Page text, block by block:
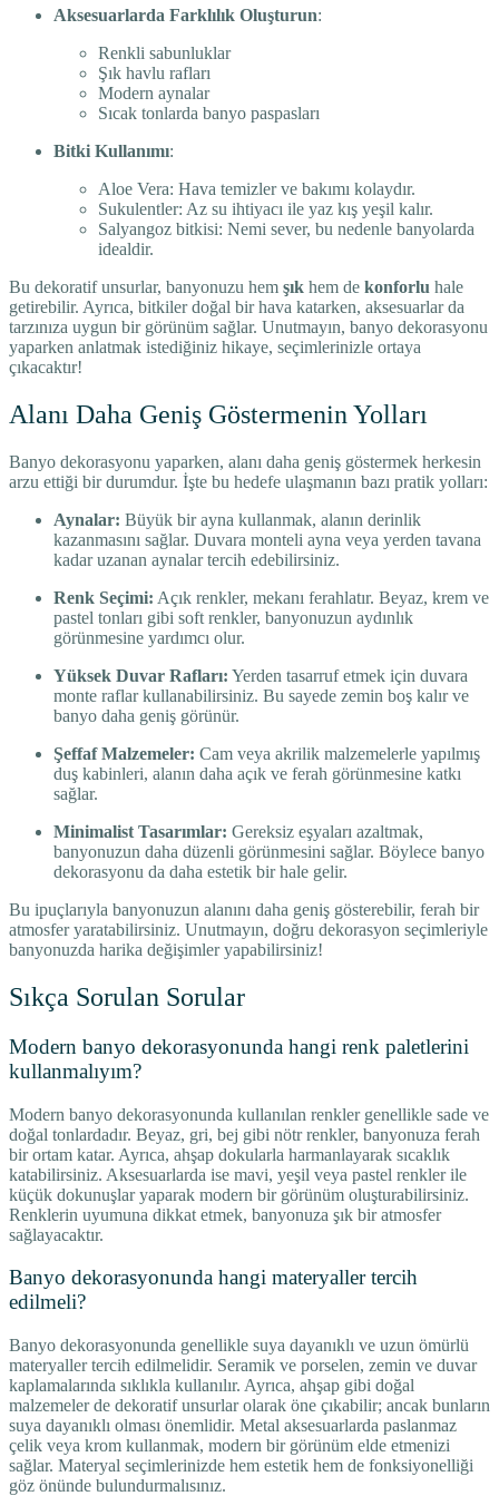
Aksesuarlarda Farklılık Oluşturun:
Renkli sabunluklar
Şık havlu rafları
Modern aynalar
Sıcak tonlarda banyo paspasları
Bitki Kullanımı:
Aloe Vera: Hava temizler ve bakımı kolaydır.
Sukulentler: Az su ihtiyacı ile yaz kış yeşil kalır.
Salyangoz bitkisi: Nemi sever, bu nedenle banyolarda
idealdir.
Bu dekoratif unsurlar, banyonuzu hem şık hem de konforlu hale
getirebilir. Ayrıca, bitkiler doğal bir hava katarken, aksesuarlar da
tarzınıza uygun bir görünüm sağlar. Unutmayın, banyo dekorasyonu
yaparken anlatmak istediğiniz hikaye, seçimlerinizle ortaya
çıkacaktır!
Alanı Daha Geniş Göstermenin Yolları
Banyo dekorasyonu yaparken, alanı daha geniş göstermek herkesin
arzu ettiği bir durumdur. İşte bu hedefe ulaşmanın bazı pratik yolları:
Aynalar: Büyük bir ayna kullanmak, alanın derinlik
kazanmasını sağlar. Duvara monteli ayna veya yerden tavana
kadar uzanan aynalar tercih edebilirsiniz.
Renk Seçimi: Açık renkler, mekanı ferahlatır. Beyaz, krem ve
pastel tonları gibi soft renkler, banyonuzun aydınlık
görünmesine yardımcı olur.
Yüksek Duvar Rafları: Yerden tasarruf etmek için duvara
monte raflar kullanabilirsiniz. Bu sayede zemin boş kalır ve
banyo daha geniş görünür.
Şeffaf Malzemeler: Cam veya akrilik malzemelerle yapılmış
duş kabinleri, alanın daha açık ve ferah görünmesine katkı
sağlar.
Minimalist Tasarımlar: Gereksiz eşyaları azaltmak,
banyonuzun daha düzenli görünmesini sağlar. Böylece banyo
dekorasyonu da daha estetik bir hale gelir.
Bu ipuçlarıyla banyonuzun alanını daha geniş gösterebilir, ferah bir
atmosfer yaratabilirsiniz. Unutmayın, doğru dekorasyon seçimleriyle
banyonuzda harika değişimler yapabilirsiniz!
Sıkça Sorulan Sorular
Modern banyo dekorasyonunda hangi renk paletlerini
kullanmalıyım?
Modern banyo dekorasyonunda kullanılan renkler genellikle sade ve
doğal tonlardadır. Beyaz, gri, bej gibi nötr renkler, banyonuza ferah
bir ortam katar. Ayrıca, ahşap dokularla harmanlayarak sıcaklık
katabilirsiniz. Aksesuarlarda ise mavi, yeşil veya pastel renkler ile
küçük dokunuşlar yaparak modern bir görünüm oluşturabilirsiniz.
Renklerin uyumuna dikkat etmek, banyonuza şık bir atmosfer
sağlayacaktır.
Banyo dekorasyonunda hangi materyaller tercih
edilmeli?
Banyo dekorasyonunda genellikle suya dayanıklı ve uzun ömürlü
materyaller tercih edilmelidir. Seramik ve porselen, zemin ve duvar
kaplamalarında sıklıkla kullanılır. Ayrıca, ahşap gibi doğal
malzemeler de dekoratif unsurlar olarak öne çıkabilir; ancak bunların
suya dayanıklı olması önemlidir. Metal aksesuarlarda paslanmaz
çelik veya krom kullanmak, modern bir görünüm elde etmenizi
sağlar. Materyal seçimlerinizde hem estetik hem de fonksiyonelliği
göz önünde bulundurmalısınız.